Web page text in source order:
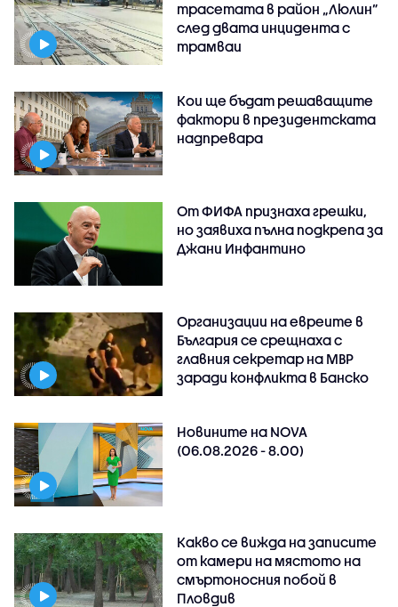
трасетата в район „Люлин”
след двата инцидента с
трамваи
Кои ще бъдат решаващите
фактори в президентската
надпревара
От ФИФА признаха грешки,
но заявиха пълна подкрепа за
Джани Инфантино
Организации на евреите в
България се срещнаха с
главния секретар на МВР
заради конфликта в Банско
Новините на NOVA
(06.08.2026 - 8.00)
Какво се вижда на записите
от камери на мястото на
смъртоносния побой в
Пловдив